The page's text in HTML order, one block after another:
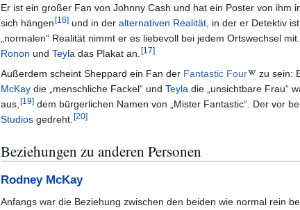
Er ist ein großer Fan von Johnny Cash und hat ein Poster von ihm
sich hängen[16] und in der alternativen Realität, in der er Detektiv
„normalen“ Realität nimmt er es liebevoll bei jedem Ortswechsel
Ronon und Teyla das Plakat an.[17]
Außerdem scheint Sheppard ein Fan der Fantastic Four zu sein:
McKay die „menschliche Fackel“ und Teyla die „unsichtbare Frau“
aus,[19] dem bürgerlichen Namen von „Mister Fantastic“. Der vor
Studios gedreht.[20]
Beziehungen zu anderen Personen
Rodney McKay
Anfangs war die Beziehung zwischen den beiden wie normal rein